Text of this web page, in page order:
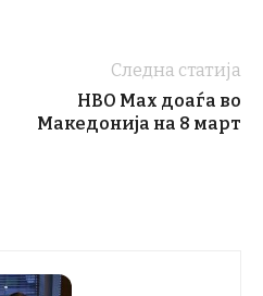
Следна статија
HBO Max доаѓа во
Македонија на 8 март